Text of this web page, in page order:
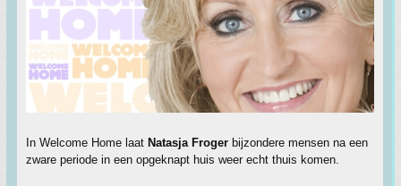
In Welcome Home laat Natasja Froger bijzondere mensen na een
zware periode in een opgeknapt huis weer echt thuis komen.